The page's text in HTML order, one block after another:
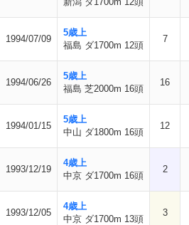
1994/07/09
5歳上
福島 ダ1700m 12頭
7
1994/06/26
5歳上
福島 芝2000m 16頭
16
1994/01/15
5歳上
中山 ダ1800m 16頭
12
1993/12/19
4歳上
中京 ダ1700m 16頭
2
1993/12/05
4歳上
中京 ダ1700m 13頭
3